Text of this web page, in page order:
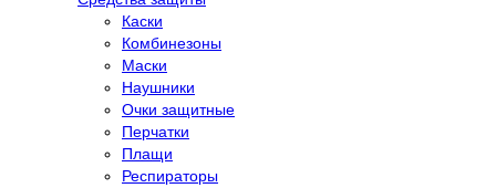
Каски
Комбинезоны
Маски
Наушники
Очки защитные
Перчатки
Плащи
Респираторы